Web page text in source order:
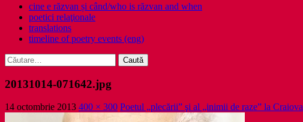
cine e răzvan și când/who is răzvan and when
poetici relaţionale
translations
timeline of poetry events (eng)
Caută
după:
20131014-071642.jpg
14 octombrie 2013 400 × 300 Poetul „plecării” şi al „inimii de raze” la Craiova